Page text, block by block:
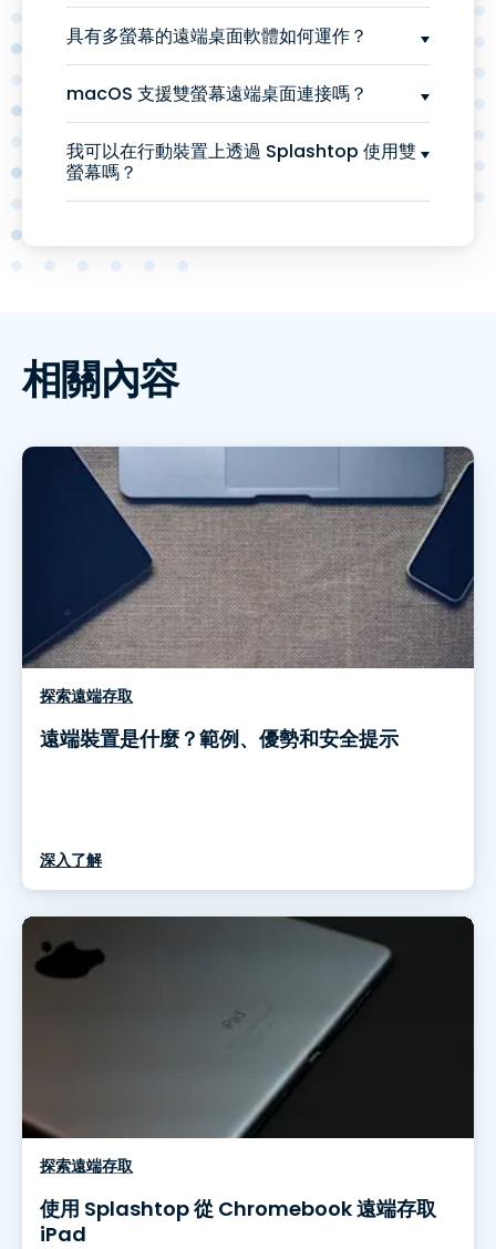
具有多螢幕的遠端桌面軟體如何運作？
macOS 支援雙螢幕遠端桌面連接嗎？
我可以在行動裝置上透過 Splashtop 使用雙
螢幕嗎？
相關內容
探索遠端存取
遠端裝置是什麼？範例、優勢和安全提示
深入了解
探索遠端存取
使用 Splashtop 從 Chromebook 遠端存取
iPad